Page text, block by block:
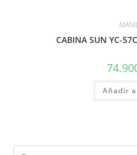
CABINA SUN YC-
Añadir